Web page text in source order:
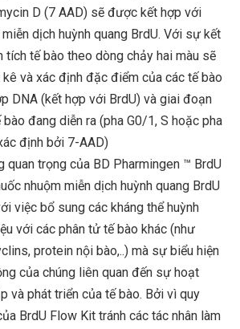
D (7 AAD) sẽ được kết hợp với
dịch huỳnh quang BrdU. Với sự kết
tích tế bào theo dòng chảy hai màu sẽ
và xác định đặc điểm của các tế bào
DNA (kết hợp với BrdU) và giai đoạn
đang diễn ra (pha G0/1, S hoặc pha
định bởi 7-AAD)
quan trọng của BD Pharmingen ™ BrdU
nhuộm miễn dịch huỳnh quang BrdU
việc bổ sung các kháng thể huỳnh
với các phân tử tế bào khác (như
protein nội bào,..) mà sự biểu hiện
của chúng liên quan đến sự hoạt
và phát triển của tế bào. Bởi vì quy
BrdU Flow Kit tránh các tác nhân làm